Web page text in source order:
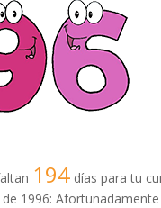
194 días para tu
1996: